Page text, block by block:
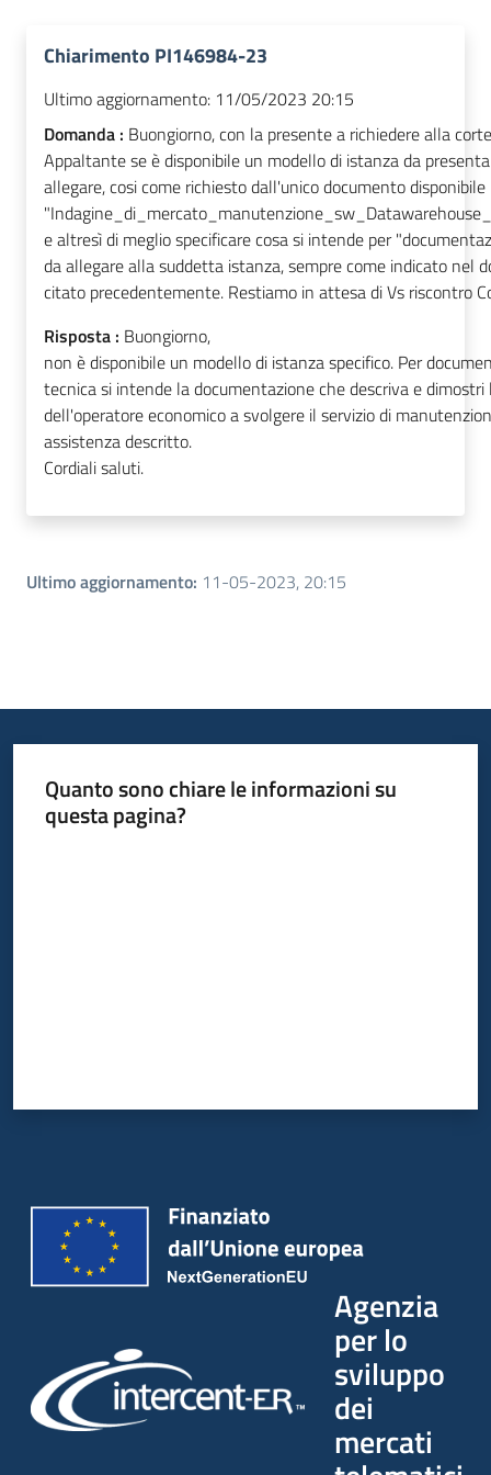
Chiarimento PI146984-23
Ultimo aggiornamento: 11/05/2023 20:15
Domanda : Buongiorno, con la presente a richiedere alla
Appaltante se è disponibile un modello di istanza da
allegare, cosi come richiesto dall'unico documento disponibile
e altresì di meglio specificare cosa si intende per
da allegare alla suddetta istanza, sempre come indicato nel
citato precedentemente. Restiamo in attesa di Vs riscontro
Risposta : Buongiorno,
non è disponibile un modello di istanza specifico. Per
tecnica si intende la documentazione che descriva e dimostri
dell'operatore economico a svolgere il servizio di
assistenza descritto.
Cordiali saluti.
Ultimo aggiornamento: 11-05-2023, 20:15
Quanto sono chiare le informazioni su
questa pagina?
Agenzia
per lo
sviluppo
dei
mercati